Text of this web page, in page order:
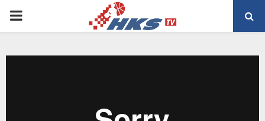
PRIMARY